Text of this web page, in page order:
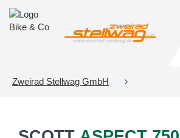
Zweirad Stellwag GmbH